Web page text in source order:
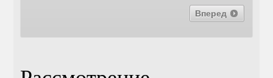
Вперед